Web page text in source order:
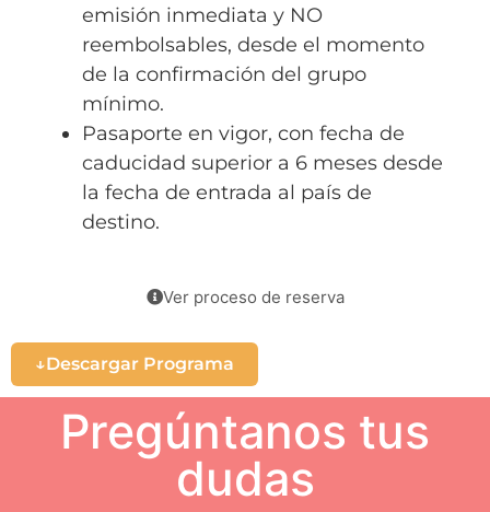
emisión inmediata y NO
reembolsables, desde el momento
de la confirmación del grupo
mínimo.
Pasaporte en vigor, con fecha de
caducidad superior a 6 meses desde
la fecha de entrada al país de
destino.
Ver proceso de reserva
Descargar Programa
Pregúntanos tus
dudas